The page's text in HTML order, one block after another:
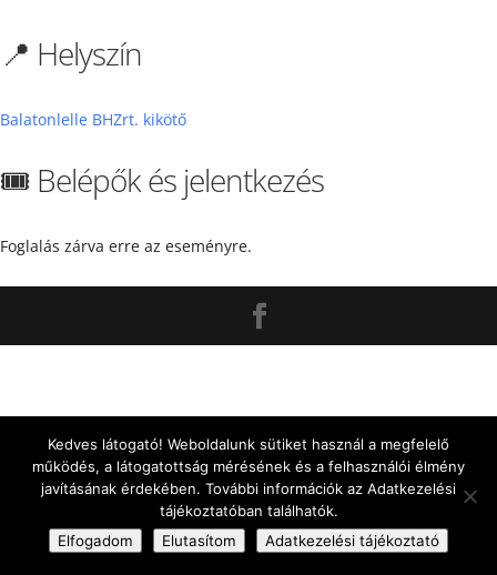
📍 Helyszín
Balatonlelle BHZrt. kikötő
🎟️ Belépők és jelentkezés
Foglalás zárva erre az eseményre.
Kedves látogató! Weboldalunk sütiket használ a megfelelő
működés, a látogatottság mérésének és a felhasználói élmény
javításának érdekében. További információk az Adatkezelési
tájékoztatóban találhatók.
Elfogadom
Elutasítom Adatkezelési tájékoztató